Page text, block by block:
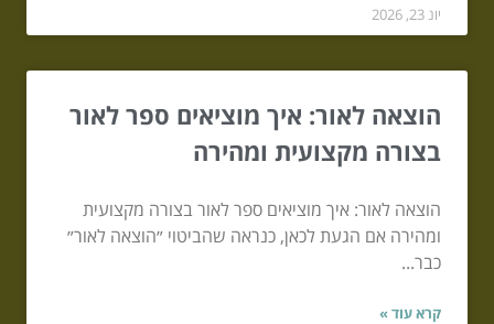
יונ 23, 2026
הוצאה לאור: איך מוציאים ספר לאור
בצורה מקצועית ומהירה
הוצאה לאור: איך מוציאים ספר לאור בצורה מקצועית
ומהירה אם הגעת לכאן, כנראה שהביטוי ״הוצאה לאור״
כבר...
קרא עוד »